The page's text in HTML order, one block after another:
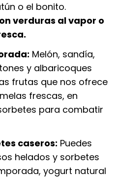
o el bonito.
verduras al vapor o
Melón, sandía,
y albaricoques
frutas que nos ofrece
frescas, en
para combatir
caseros: Puedes
helados y sorbetes
yogurt natural